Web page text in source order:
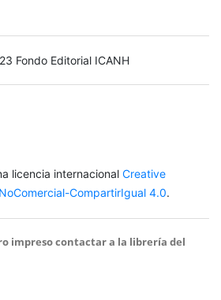
Fondo Editorial ICANH
licencia internacional Creative
CompartirIgual 4.0.
impreso contactar a la librería del